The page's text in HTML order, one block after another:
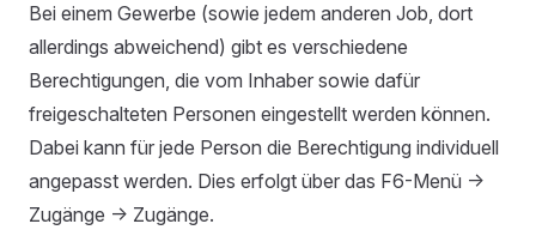
Bei einem Gewerbe (sowie jedem anderen Job, dort
allerdings abweichend) gibt es verschiedene
Berechtigungen, die vom Inhaber sowie dafür
freigeschalteten Personen eingestellt werden können.
Dabei kann für jede Person die Berechtigung individuell
angepasst werden. Dies erfolgt über das F6-Menü ->
Zugänge -> Zugänge.